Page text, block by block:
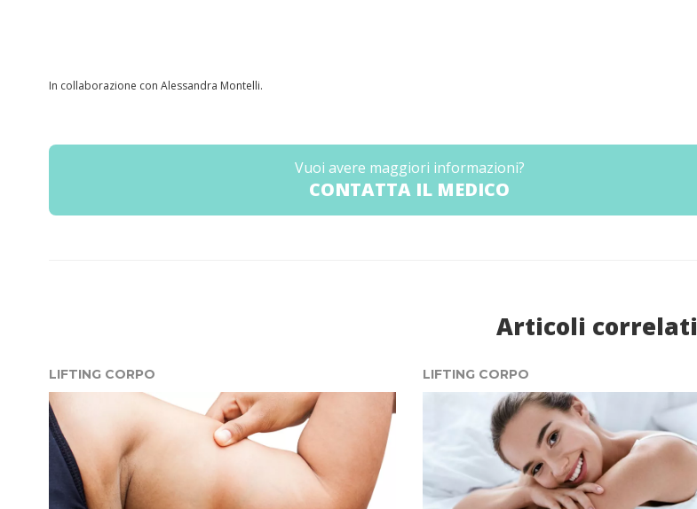
In collaborazione con Alessandra Montelli.
Vuoi avere maggiori informazioni?
CONTATTA IL MEDICO
Articoli correlati
LIFTING CORPO LIFTING CORPO